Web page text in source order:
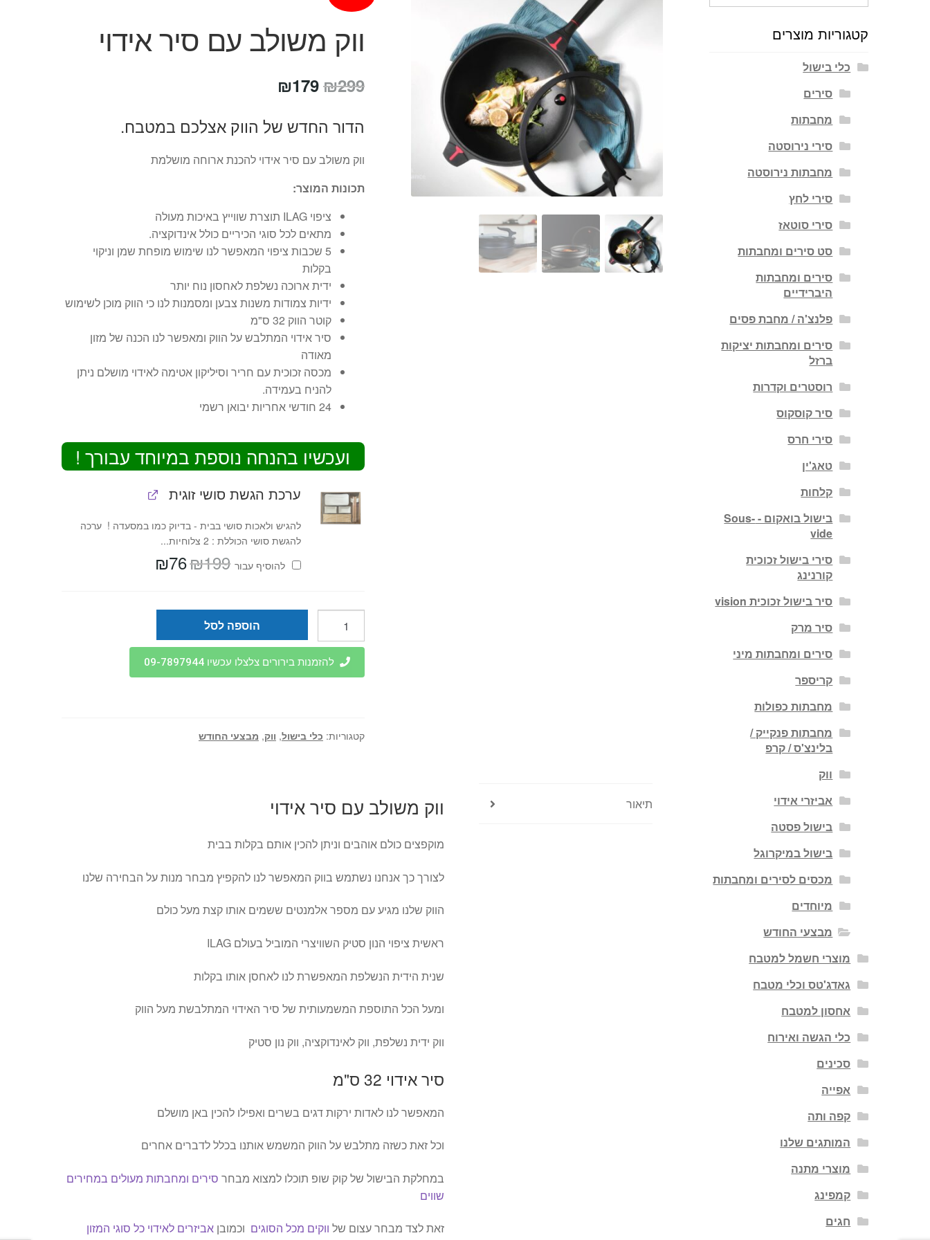
ווק משולב עם סיר אידוי
₪299
המחיר
היה:
₪299.
₪179
הוא:
₪179.
הדור החדש של הווק אצלכם במטבח.
ווק משולב עם סיר אידוי להכנת ארוחה מושלמת
תכונות המוצר:
ציפוי ILAG תוצרת שווייץ באיכות מעולה
מתאים לכל סוגי הכיריים כולל אינדוקציה.
5 שכבות ציפוי המאפשר לנו שימוש מופחת שמן וניקוי
בקלות
ידית ארוכה נשלפת לאחסון נוח יותר
ידיות צמודות משנות צבען ומסמנות לנו כי הווק מוכן לשימוש
קוטר הווק 32 ס"מ
סיר אידוי המתלבש על הווק ומאפשר לנו הכנה של מזון
מאודה
מכסה זכוכית עם חריר וסיליקון אטימה לאידוי מושלם ניתן
להניח בעמידה.
24 חודשי אחריות יבואן רשמי
ועכשיו בהנחה נוספת במיוחד עבורך !
ערכת הגשת סושי זוגית
להגיש ולאכות סושי בבית - בדיוק כמו במסעדה ! ערכה
להגשת סושי הכוללת : 2 צלוחיות...
להוסיף⁦⁩ עבור
₪199 המחיר
המקורי
₪76
ווק
משולב
הוספה לסל
להזמנות בירורים צלצלו עכשיו 09-7897944
קטגוריות: כלי בישול, ווק, מבצעי החודש
תיאור ווק משולב עם סיר אידוי
מוקפצים כולם אוהבים וניתן להכין אותם בקלות בבית
לצורך כך אנחנו נשתמש בווק המאפשר לנו להקפיץ מבחר מנות על הבחירה שלנו
הווק שלנו מגיע עם מספר אלמנטים ששמים אותו קצת מעל כולם
ראשית ציפוי הנון סטיק השוויצרי המוביל בעולם ILAG
שנית הידית הנשלפת המאפשרת לנו לאחסן אותו בקלות
ומעל הכל התוספת המשמעותית של סיר האידוי המתלבשת מעל הווק
ווק ידית נשלפת, ווק לאינדוקציה, ווק נון סטיק
סיר אידוי 32 ס"מ
המאפשר לנו לאדות ירקות דגים בשרים ואפילו להכין באן מושלם
וכל זאת כשזה מתלבש על הווק המשמש אותנו בכלל לדברים אחרים
במחלקת הבישול של קוק שופ תוכלו למצוא מבחר סירים ומחבתות מעולים במחירים
שווים
זאת לצד מבחר עצום של ווקים מכל הסוגים וכמובןאביזרים לאידוי כל סוגי המזון
קטגוריות מוצרים
כלי בישול
סירים
מחבתות
סירי נירוסטה
מחבתות נירוסטה
סירי לחץ
סירי סוטאז
סט סירים ומחבתות
סירים ומחבתות
היברידיים
פלנצ'ה / מחבת פסים
סירים ומחבתות יציקות
ברזל
רוסטרים וקדרות
סיר קוסקוס
סירי חרס
טאג'ין
קלחות
בישול בואקום - Sous-
vide
סירי בישול זכוכית
קורנינג
סיר בישול זכוכית vision
סיר מרק
סירים ומחבתות מיני
קריספר
מחבתות כפולות
מחבתות פנקייק /
בלינצ'ס / קרפ
ווק
אביזרי אידוי
בישול פסטה
בישול במיקרוגל
מכסים לסירים ומחבתות
מיוחדים
מבצעי החודש
מוצרי חשמל למטבח
גאדג'טס וכלי מטבח
אחסון למטבח
כלי הגשה ואירוח
סכינים
אפייה
קפה ותה
המותגים שלנו
מוצרי מתנה
קמפינג
חגים